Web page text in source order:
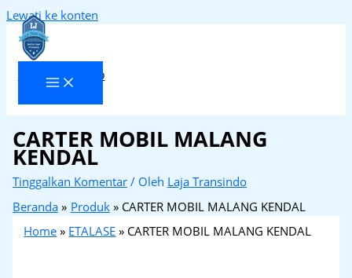
Lewati ke konten
Laja Transindo
CARTER MOBIL MALANG
KENDAL
Tinggalkan Komentar / Oleh Laja Transindo
Beranda
Produk
CARTER MOBIL MALANG KENDAL
Home » ETALASE » CARTER MOBIL MALANG KENDAL